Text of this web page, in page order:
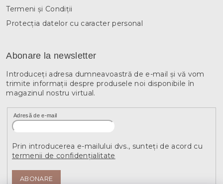
Termeni și Condiții
Protecția datelor cu caracter personal
Abonare la newsletter
Introduceţi adresa dumneavoastră de e-mail şi vă vom
trimite informaţii despre produsele noi disponibile în
magazinul nostru virtual.
Adresă de e-mail
Prin introducerea e-mailului dvs., sunteți de acord cu
termenii de confidențialitate
ABONARE